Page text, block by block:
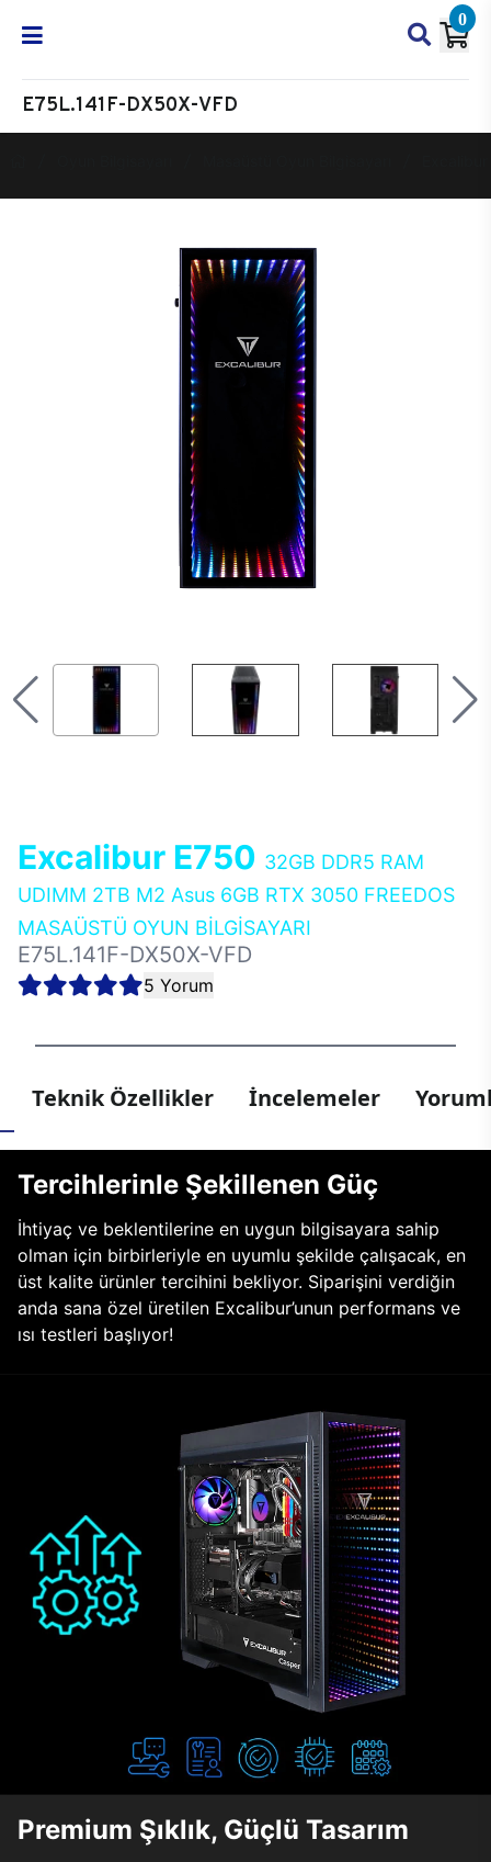
0
E75L.141F-DX50X-VFD
Excalibur E750 32GB DDR5 RAM
UDIMM 2TB M2 Asus 6GB RTX 3050 FREEDOS
MASAÜSTÜ OYUN BİLGİSAYARI
E75L.141F-DX50X-VFD
5 Yorum
Teknik Özellikler İncelemeler
Tercihlerinle Şekillenen Güç
İhtiyaç ve beklentilerine en uygun bilgisayara sahip
olman için birbirleriyle en uyumlu şekilde çalışacak, en
üst kalite ürünler tercihini bekliyor. Siparişini verdiğin
anda sana özel üretilen Excalibur’unun performans ve
ısı testleri başlıyor!
Premium Şıklık, Güçlü Tasarım